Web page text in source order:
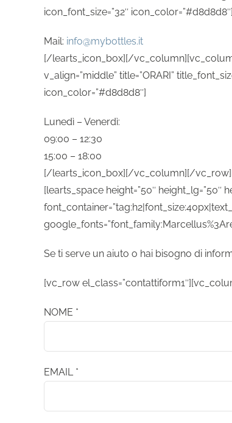
icon_font_size=”32″ icon_color=”#d8d8d8″]
Mail: info@mybottles.it
[/learts_icon_box][/vc_column][vc_column
v_align=”middle” title=”ORARI”
icon_color=”#d8d8d8″]
Lunedì – Venerdì:
09:00 – 12:30
15:00 – 18:00
[/learts_icon_box][/vc_column][/
[learts_space height=”50″ height_lg=”50″
Se ti serve un aiuto o hai bisogno di
[vc_row
NOME *
EMAIL *